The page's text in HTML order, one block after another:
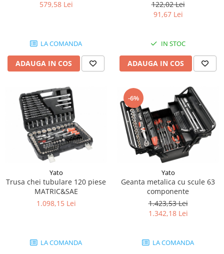
Piese caroserie
Aripi
Carenaje - capotaje
Lant portcablu
Cai de rulare
Stelute
Lant Senile
Idler - role de ghidaj
Senile cauciuc
Piese Amazone
Piese Steck
Piese PTC
Piese Powerfab
Piese Berthoud
Piese Bergmann
Piese Benotec
Piese Benfra
Piese Agrifull
Piese Agria
579,58 Lei
LA COMANDA
ADAUGA IN COS
122,02 Lei
91,67 Lei
IN STOC
ADAUGA IN COS
Yato
Trusa chei tubulare 120 piese
MATRIC&SAE
1.098,15 Lei
LA COMANDA
-6%
Yato
Geanta metalica cu scule 63
componente
1.423,53 Lei
1.342,18 Lei
LA COMANDA